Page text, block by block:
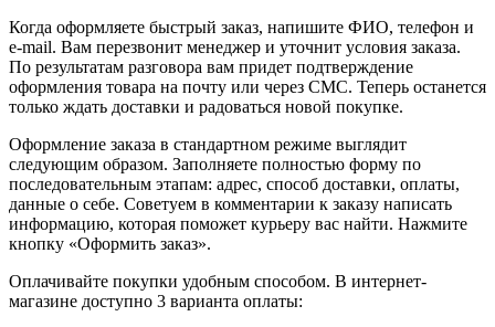
Когда оформляете быстрый заказ, напишите ФИО, телефон и
e-mail. Вам перезвонит менеджер и уточнит условия заказа.
По результатам разговора вам придет подтверждение
оформления товара на почту или через СМС. Теперь останется
только ждать доставки и радоваться новой покупке.
Оформление заказа в стандартном режиме выглядит
следующим образом. Заполняете полностью форму по
последовательным этапам: адрес, способ доставки, оплаты,
данные о себе. Советуем в комментарии к заказу написать
информацию, которая поможет курьеру вас найти. Нажмите
кнопку «Оформить заказ».
Оплачивайте покупки удобным способом. В интернет-
магазине доступно 3 варианта оплаты: